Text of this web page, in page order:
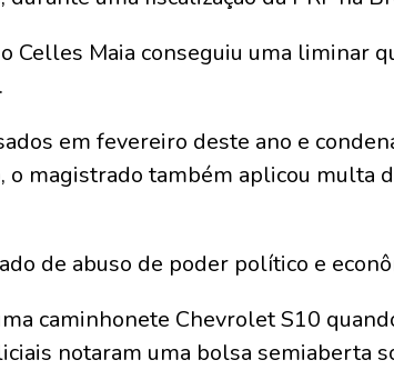
Celles Maia conseguiu uma liminar
em fevereiro deste ano e
o magistrado também aplicou
de abuso de poder político e
caminhonete Chevrolet S10
notaram uma bolsa semiaberta